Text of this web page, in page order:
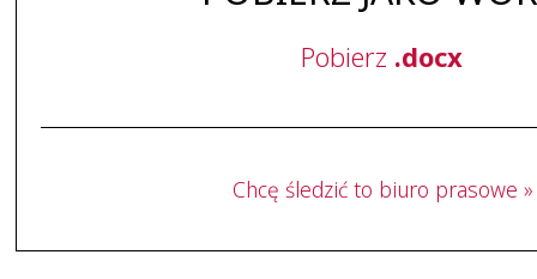
Pobierz .docx
Chcę śledzić to biuro prasowe »